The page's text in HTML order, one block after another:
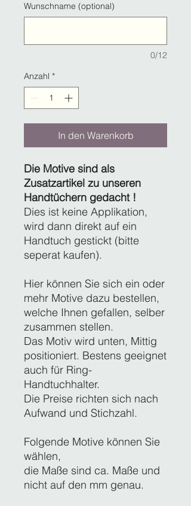
Wunschname (optional)
0/12
Anzahl *
In den Warenkorb
Die Motive sind als
Zusatzartikel zu unseren
Handtüchern gedacht !
Dies ist keine Applikation,
wird dann direkt auf ein
Handtuch gestickt (bitte
seperat kaufen).
Hier können Sie sich ein oder
mehr Motive dazu bestellen,
welche Ihnen gefallen, selber
zusammen stellen.
Das Motiv wird unten, Mittig
positioniert. Bestens geeignet
auch für Ring-
Handtuchhalter.
Die Preise richten sich nach
Aufwand und Stichzahl.
Folgende Motive können Sie
wählen,
die Maße sind ca. Maße und
nicht auf den mm genau.